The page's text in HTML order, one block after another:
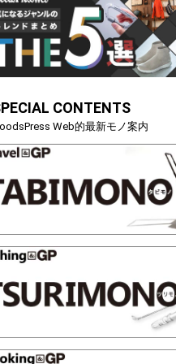
CONTENTS
Web的最新モノ案内